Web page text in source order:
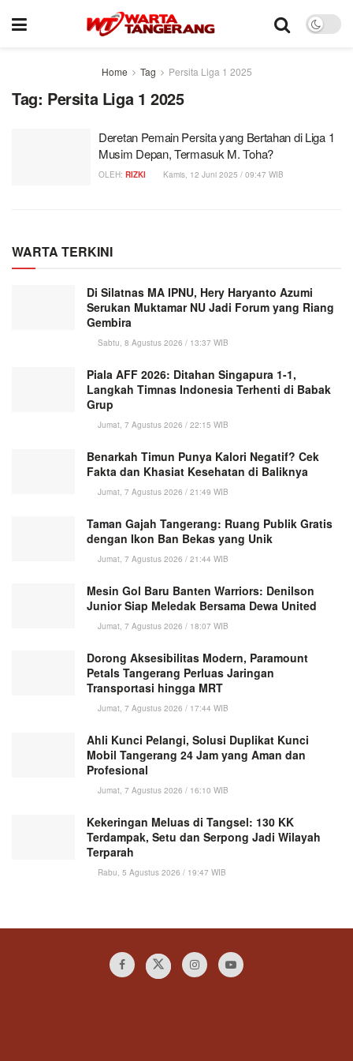
Home Tag Persita Liga 1 2025
Tag: Persita Liga 1 2025
Deretan Pemain Persita yang Bertahan di Liga 1
Musim Depan, Termasuk M. Toha?
OLEH: RIZKI Kamis, 12 Juni 2025 / 09:47 WIB
WARTA TERKINI
Di Silatnas MA IPNU, Hery Haryanto Azumi
Serukan Muktamar NU Jadi Forum yang Riang
Gembira
Sabtu, 8 Agustus 2026 / 13:37 WIB
Piala AFF 2026: Ditahan Singapura 1-1,
Langkah Timnas Indonesia Terhenti di Babak
Grup
Jumat, 7 Agustus 2026 / 22:15 WIB
Benarkah Timun Punya Kalori Negatif? Cek
Fakta dan Khasiat Kesehatan di Baliknya
Jumat, 7 Agustus 2026 / 21:49 WIB
Taman Gajah Tangerang: Ruang Publik Gratis
dengan Ikon Ban Bekas yang Unik
Jumat, 7 Agustus 2026 / 21:44 WIB
Mesin Gol Baru Banten Warriors: Denilson
Junior Siap Meledak Bersama Dewa United
Jumat, 7 Agustus 2026 / 18:07 WIB
Dorong Aksesibilitas Modern, Paramount
Petals Tangerang Perluas Jaringan
Transportasi hingga MRT
Jumat, 7 Agustus 2026 / 17:44 WIB
Ahli Kunci Pelangi, Solusi Duplikat Kunci
Mobil Tangerang 24 Jam yang Aman dan
Profesional
Jumat, 7 Agustus 2026 / 16:10 WIB
Kekeringan Meluas di Tangsel: 130 KK
Terdampak, Setu dan Serpong Jadi Wilayah
Terparah
Rabu, 5 Agustus 2026 / 19:47 WIB